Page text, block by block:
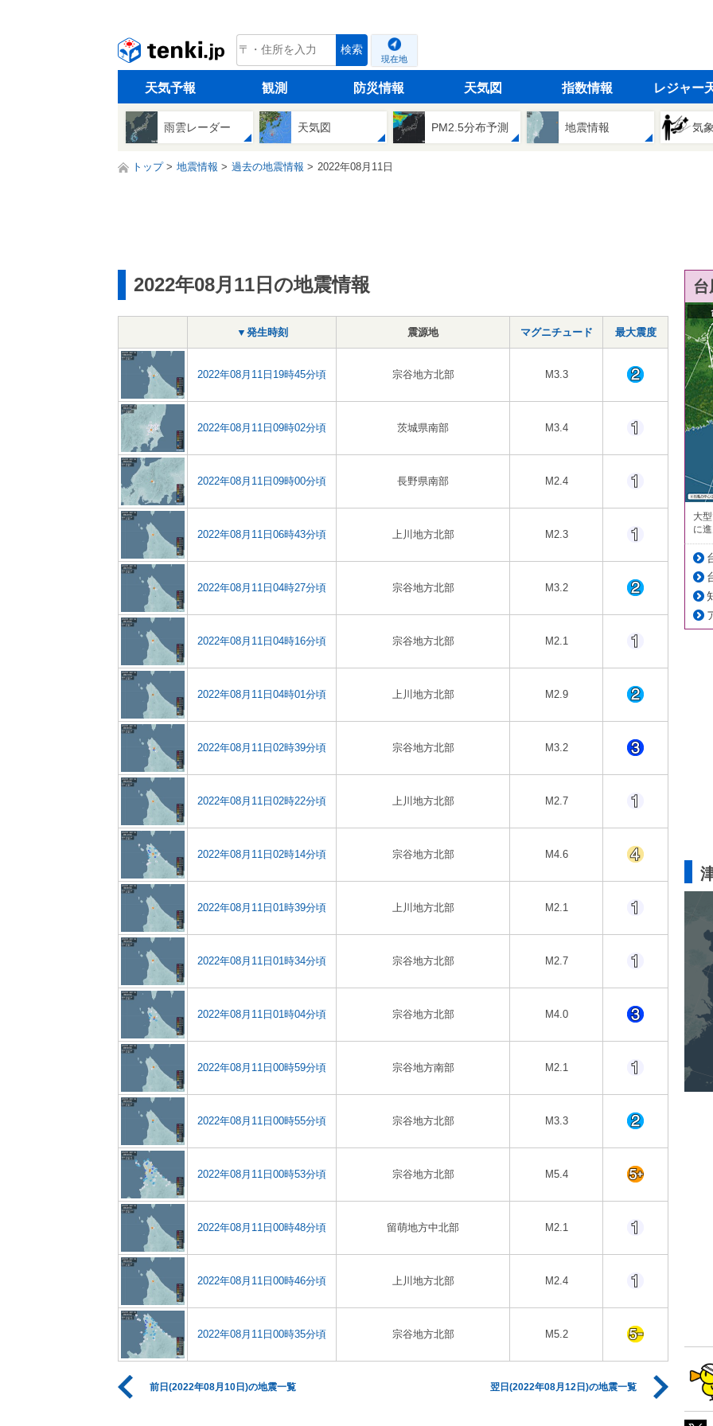
tenki.jp 検索
現在地
天気予報 観測 防災情報 天気図 指数情報 レジャー
雨雲レーダー 天気図 PM2.5分布予測 地震情報 気
トップ 地震情報 過去の地震情報 2022年08月11日
2022年08月11日の地震情報
▼発生時刻 震源地 マグニチュード 最大震度
2022年08月11日19時45分頃 宗谷地方北部 M3.3
2022年08月11日09時02分頃 茨城県南部 M3.4
2022年08月11日09時00分頃 長野県南部 M2.4
2022年08月11日06時43分頃 上川地方北部 M2.3
2022年08月11日04時27分頃 宗谷地方北部 M3.2
2022年08月11日04時16分頃 宗谷地方北部 M2.1
2022年08月11日04時01分頃 上川地方北部 M2.9
2022年08月11日02時39分頃 宗谷地方北部 M3.2
2022年08月11日02時22分頃 上川地方北部 M2.7
2022年08月11日02時14分頃 宗谷地方北部 M4.6
2022年08月11日01時39分頃 上川地方北部 M2.1
2022年08月11日01時34分頃 宗谷地方北部 M2.7
2022年08月11日01時04分頃 宗谷地方北部 M4.0
2022年08月11日00時59分頃 宗谷地方南部 M2.1
2022年08月11日00時55分頃 宗谷地方北部 M3.3
2022年08月11日00時53分頃 宗谷地方北部 M5.4
2022年08月11日00時48分頃 留萌地方中北部 M2.1
2022年08月11日00時46分頃 上川地方北部 M2.4
2022年08月11日00時35分頃 宗谷地方北部 M5.2
前日(2022年08月10日)の地震一覧 翌日(2022年08月12日)の地震一覧
大
に